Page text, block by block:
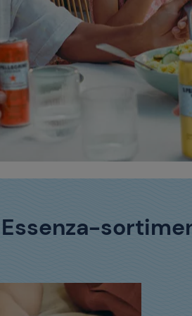
Essenza-